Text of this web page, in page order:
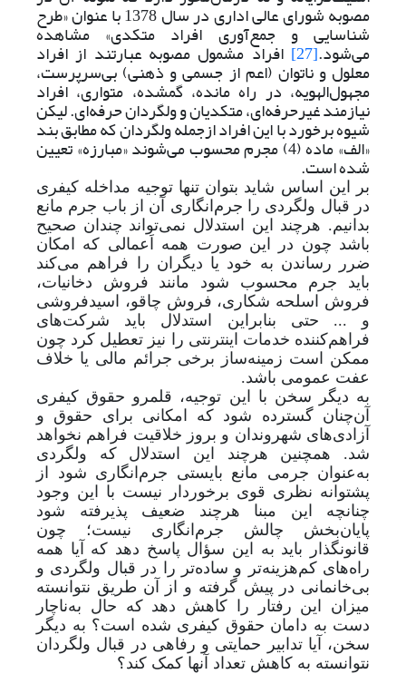
مصوبه شورای عالی اداری در سال 1378 با عنوان «طرح
شناسایی و جمع‌آوری افراد متکدی» مشاهده
می‌شود.[27] افراد مشمول مصوبه عبارتند از افراد
معلول و ناتوان (اعم از جسمی و ذهنی) بی‌سرپرست،
مجهول‌الهویه، در راه مانده، گمشده، متواری، افراد
نیازمند غیرحرفه‌ای، متکدیان و ولگردان حرفه‌ای. لیکن
شیوه برخورد با این افراد ازجمله ولگردان که مطابق بند
«الف» ماده (4) مجرم محسوب می‌شوند «مبارزه» تعیین
شده است.
بر این اساس شاید بتوان تنها توجیه مداخله کیفری
در قبال ولگردی را جرم‌انگاری آن از باب جرم مانع
بدانیم. هرچند این استدلال نمی‌تواند چندان صحیح
باشد چون در این صورت همه اَعمالی که امکان
ضرر رساندن به خود یا دیگران را فراهم می‌کند
باید جرم محسوب شود مانند فروش دخانیات،
فروش اسلحه شکاری، فروش چاقو، اسیدفروشی
و ... حتی بنا‌بر‌این استدلال باید شرکت‌های
فراهم‌کننده خدمات اینترنتی را نیز تعطیل کرد چون
ممکن است زمینه‌ساز برخی جرائم مالی یا خلاف
عفت عمومی باشد.
به دیگر سخن با این توجیه، قلمرو حقوق کیفری
آنچنان گسترده شود که امکانی برای حقوق و
آزادی‌های شهروندان و بروز خلاقیت فراهم نخواهد
شد. همچنین هرچند این استدلال که ولگردی
بهعنوان جرمی مانع بایستی جرم‌انگاری شود از
پشتوانه نظری قوی برخوردار نیست با این وجود
چنانچه این مبنا هرچند ضعیف پذیرفته شود
پایان‌بخش چالش جرم‌انگاری نیست؛ چون
قانونگذار باید به این سؤال پاسخ دهد که آیا همه
راه‌های کم‌هزینه‌تر و ساده‌تر را در قبال ولگردی و
بی‌خانمانی در پیش گرفته و از آن طریق نتوانسته
میزان این رفتار را کاهش دهد که حال بهناچار
دست به دامان حقوق کیفری شده است؟ به دیگر
سخن، آیا تدابیر حمایتی و رفاهی در قبال ولگردان
نتوانسته به کاهش تعداد آنها کمک کند؟